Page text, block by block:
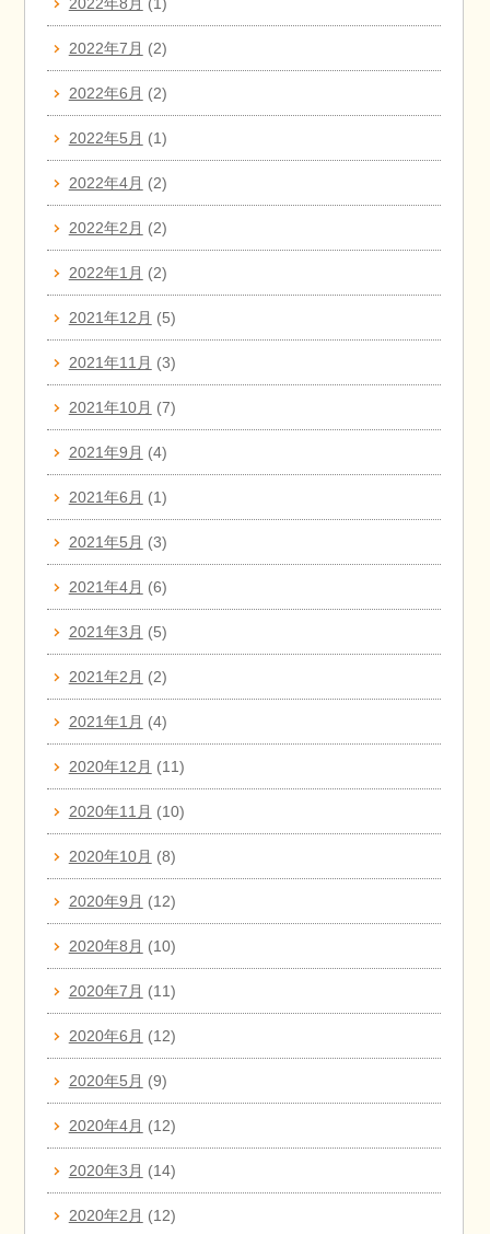
2022年8月 (1)
2022年7月 (2)
2022年6月 (2)
2022年5月 (1)
2022年4月 (2)
2022年2月 (2)
2022年1月 (2)
2021年12月 (5)
2021年11月 (3)
2021年10月 (7)
2021年9月 (4)
2021年6月 (1)
2021年5月 (3)
2021年4月 (6)
2021年3月 (5)
2021年2月 (2)
2021年1月 (4)
2020年12月 (11)
2020年11月 (10)
2020年10月 (8)
2020年9月 (12)
2020年8月 (10)
2020年7月 (11)
2020年6月 (12)
2020年5月 (9)
2020年4月 (12)
2020年3月 (14)
2020年2月 (12)